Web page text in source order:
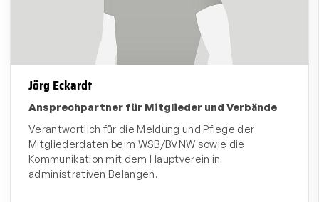
Jörg Eckardt
Ansprechpartner für Mitglieder und Verbände
Verantwortlich für die Meldung und Pflege der
Mitgliederdaten beim WSB/BVNW sowie die
Kommunikation mit dem Hauptverein in
administrativen Belangen.